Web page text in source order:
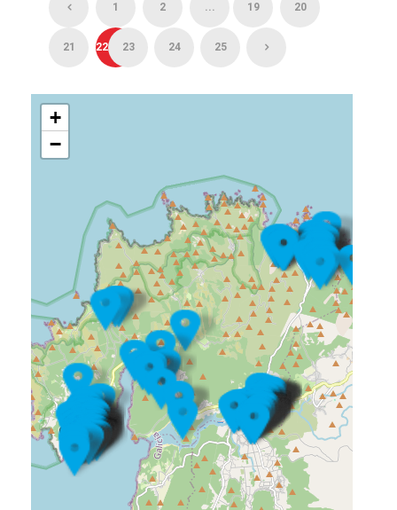
1 2 ... 19 20
21 22 23 24 25
+
−